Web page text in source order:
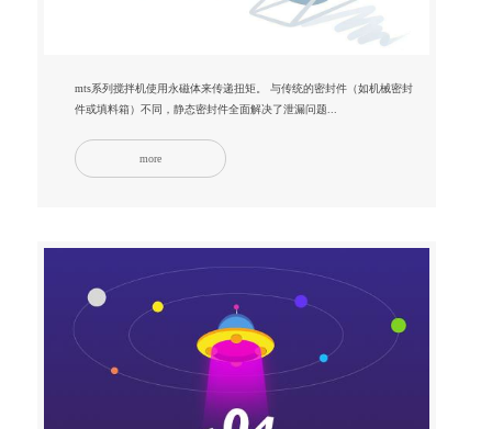
mts系列搅拌机使用永磁体来传递扭矩。 与传统的密封件（如机械密封
件或填料箱）不同，静态密封件全面解决了泄漏问题...
more